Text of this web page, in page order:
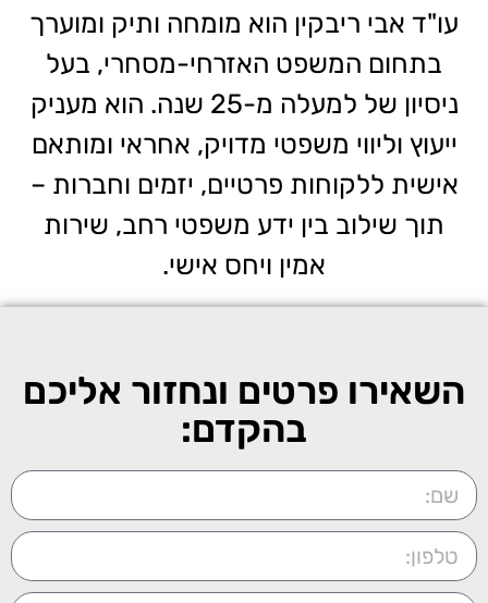
עו"ד אבי ריבקין הוא מומחה ותיק ומוערך
בתחום המשפט האזרחי-מסחרי, בעל
ניסיון של למעלה מ-25 שנה. הוא מעניק
ייעוץ וליווי משפטי מדויק, אחראי ומותאם
אישית ללקוחות פרטיים, יזמים וחברות –
תוך שילוב בין ידע משפטי רחב, שירות
אמין ויחס אישי.
השאירו פרטים ונחזור אליכם
בהקדם: